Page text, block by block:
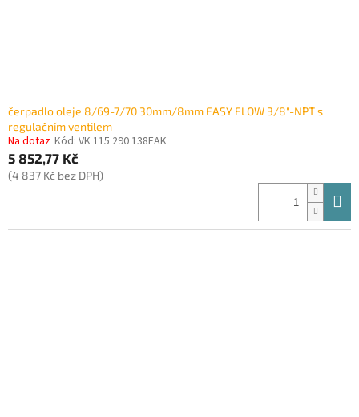
čerpadlo oleje 8/69-7/70 30mm/8mm EASY FLOW 3/8"-NPT s
regulačním ventilem
Na dotaz Kód: VK 115 290 138EAK
5 852,77 Kč
(4 837 Kč bez DPH)